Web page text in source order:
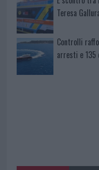
Teresa
Controlli
arresti e 135